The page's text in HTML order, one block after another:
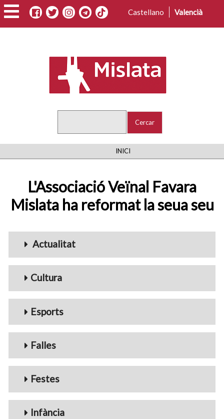
Vés
al
contingut
Castellano Valencià
FIL
INICI
L'Associació Veïnal Favara
Mislata ha reformat la seua seu
Menu_Videos
Actualitat
Cultura
Esports
Falles
Festes
Infància